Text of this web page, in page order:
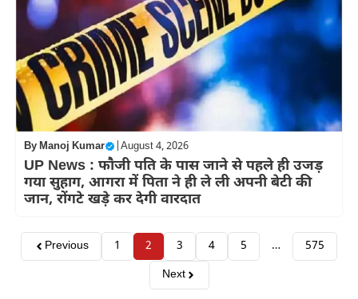
ByManoj Kumar August 4, 2026
UP News : फौजी पति के पास जाने से पहले ही उजड़
गया सुहाग, आगरा में पिता ने ही ले ली अपनी बेटी की
जान, रोंगटे खड़े कर देगी वारदात
Previous 1 2 3 4 5 …
575
Next